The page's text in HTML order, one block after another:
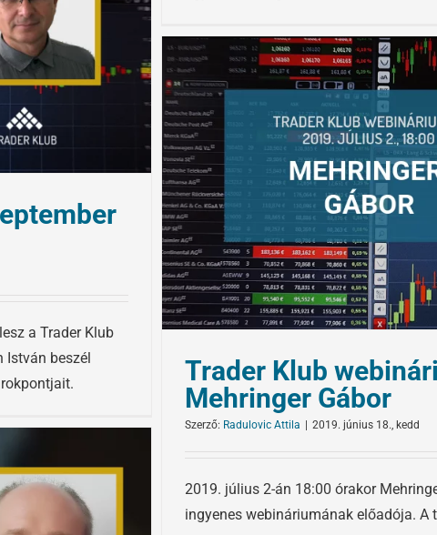
a Trader Klub
István beszél
Trader Klub
Mehringer Gábor
Szerző: Radulovic Attila | 2019. június 18., kedd
2019. július 2-án 18:00 órakor
ingyenes webináriumának előadója. A